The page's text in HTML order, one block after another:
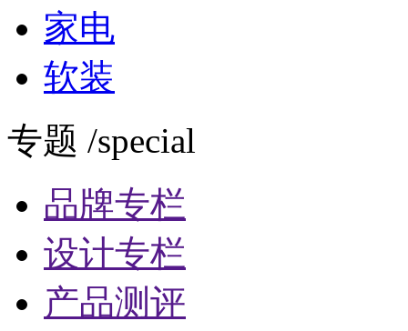
家电
软装
专题 /special
品牌专栏
设计专栏
产品测评